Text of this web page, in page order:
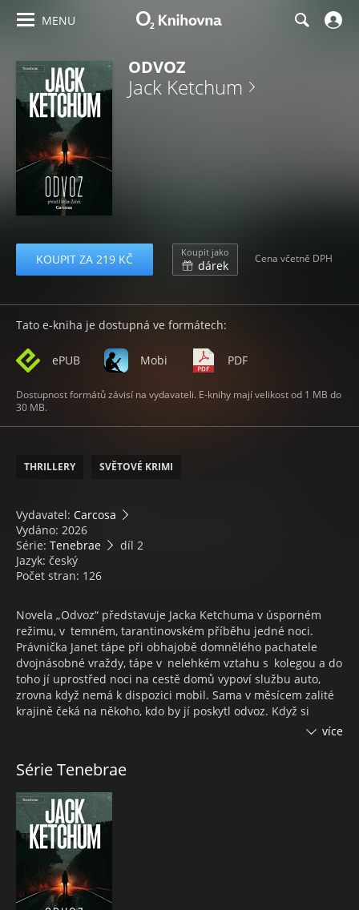
MENU
ODVOZ
Jack Ketchum
KOUPIT ZA 219 KČ Koupit jako
dárek Cena včetně DPH
Tato e-kniha je dostupná ve formátech:
ePUB Mobi PDF
Dostupnost formátů závisí na vydavateli. E-knihy mají velikost od 1 MB do
30 MB.
THRILLERY SVĚTOVÉ KRIMI
Vydavatel: Carcosa
Vydáno: 2026
Série: Tenebrae
díl 2
Jazyk: český
Počet stran: 126
Novela „Odvoz“ představuje Jacka Ketchuma v úsporném
režimu, v temném, tarantinovském příběhu jedné noci.
Právnička Janet tápe při obhajobě domnělého pachatele
dvojnásobné vraždy, tápe v nelehkém vztahu s kolegou a do
toho jí uprostřed noci na cestě domů vypoví službu auto,
zrovna když nemá k dispozici mobil. Sama v měsícem zalité
krajině čeká na někoho, kdo by jí poskytl odvoz. Když si
začne zoufat, uvidí pár blížících se světel. Mohla se sice
Vydejme se na cestu odvrácenou stranou amerického
venkova v dramatu, které mělo premiéru v roce 2001 v
jednom ze svazků slavné hororové série Night Visions, kde
se dříve objevil i například Barkerův podobně dlouhý
Hellraiser.
více
Série Tenebrae